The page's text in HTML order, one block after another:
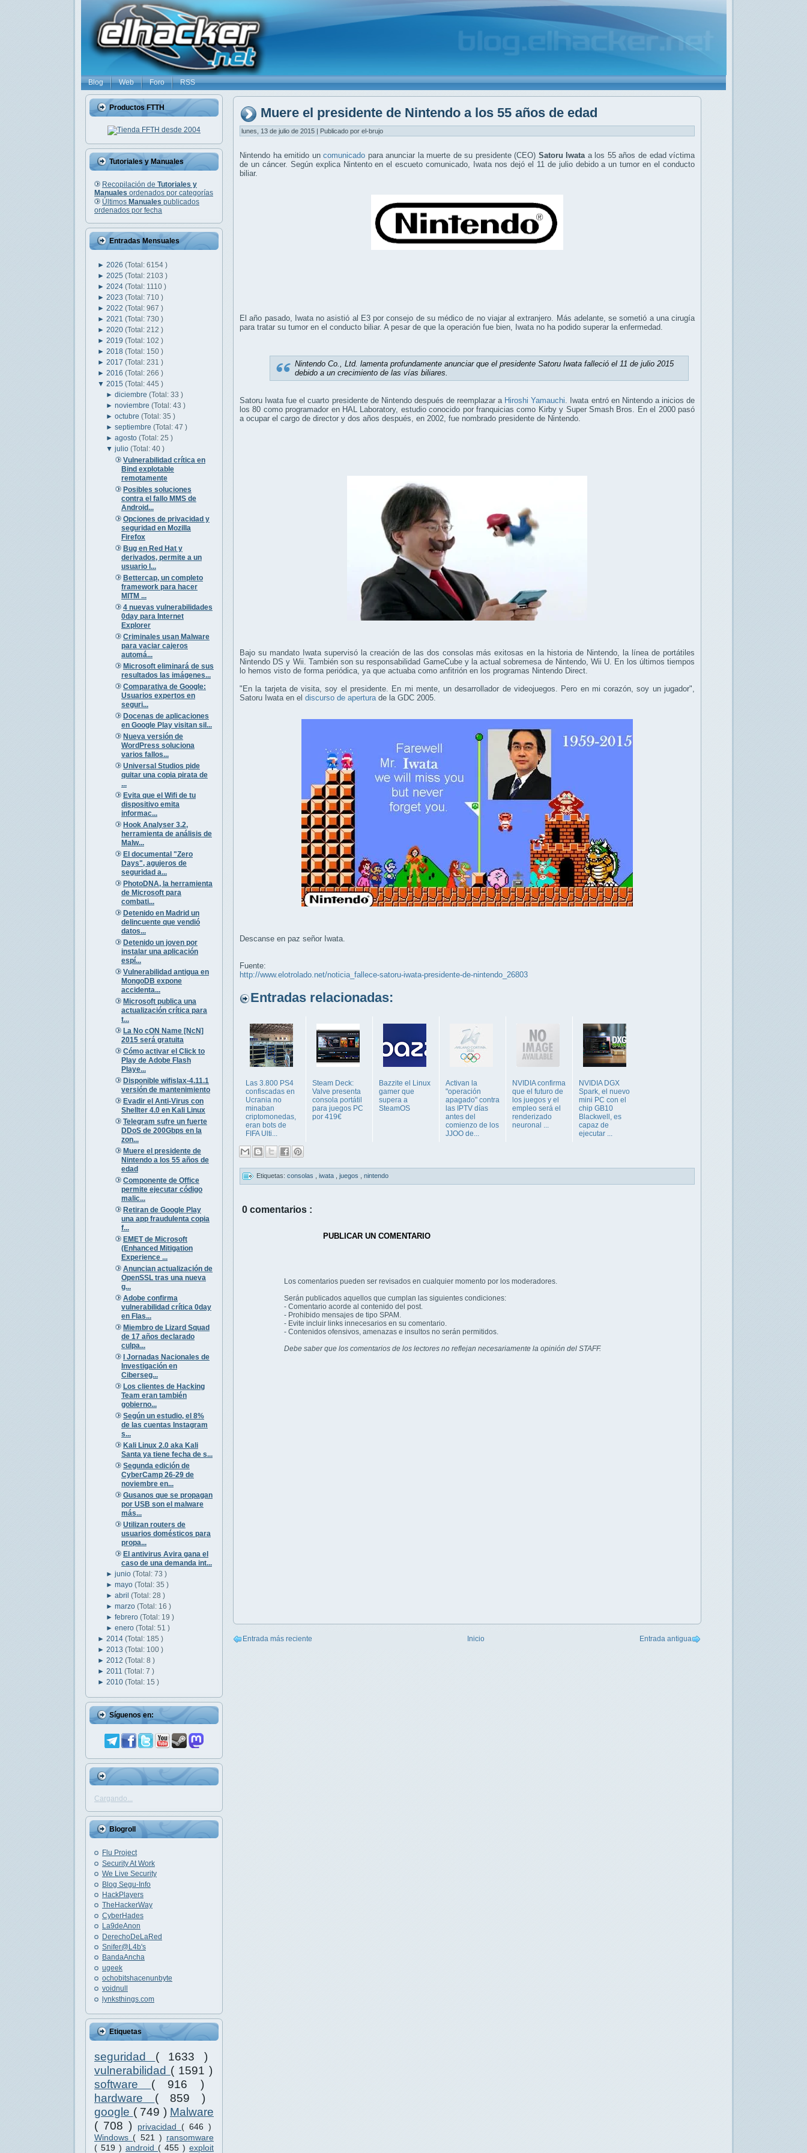
Blog Web Foro RSS
Productos FTTH
Tutoriales y Manuales
Recopilación de Tutoriales y
Manuales ordenados por categorías
Últimos Manuales publicados
ordenados por fecha
Entradas Mensuales
► 2026 (Total: 6154 )
► 2025 (Total: 2103 )
► 2024 (Total: 1110 )
► 2023 (Total: 710 )
► 2022 (Total: 967 )
► 2021 (Total: 730 )
► 2020 (Total: 212 )
► 2019 (Total: 102 )
► 2018 (Total: 150 )
► 2017 (Total: 231 )
► 2016 (Total: 266 )
▼ 2015 (Total: 445 )
►diciembre(Total: 33 )
►noviembre(Total: 43 )
►octubre(Total: 35 )
►septiembre(Total: 47 )
►agosto(Total: 25 )
▼julio(Total: 40 )
Vulnerabilidad crítica en
Bind explotable
remotamente
Posibles soluciones
contra el fallo MMS de
Android...
Opciones de privacidad y
seguridad en Mozilla
Firefox
Bug en Red Hat y
derivados, permite a un
usuario l...
Bettercap, un completo
framework para hacer
MITM ...
4 nuevas vulnerabilidades
0day para Internet
Explorer
Criminales usan Malware
para vaciar cajeros
automá...
Microsoft eliminará de sus
resultados las imágenes...
Comparativa de Google:
Usuarios expertos en
seguri...
Docenas de aplicaciones
en Google Play visitan sil...
Nueva versión de
WordPress soluciona
varios fallos...
Universal Studios pide
quitar una copia pirata de
...
Evita que el Wifi de tu
dispositivo emita
informac...
Hook Analyser 3.2,
herramienta de análisis de
Malw...
El documental "Zero
Days", agujeros de
seguridad a...
PhotoDNA, la herramienta
de Microsoft para
combati...
Detenido en Madrid un
delincuente que vendió
datos...
Detenido un joven por
instalar una aplicación
espí...
Vulnerabilidad antigua en
MongoDB expone
accidenta...
Microsoft publica una
actualización crítica para
t...
La No cON Name [NcN]
2015 será gratuita
Cómo activar el Click to
Play de Adobe Flash
Playe...
Disponible wifislax-4.11.1
versión de mantenimiento
Evadir el Anti-Virus con
Shellter 4.0 en Kali Linux
Telegram sufre un fuerte
DDoS de 200Gbps en la
zon...
Muere el presidente de
Nintendo a los 55 años de
edad
Componente de Office
permite ejecutar código
malic...
Retiran de Google Play
una app fraudulenta copia
f...
EMET de Microsoft
(Enhanced Mitigation
Experience ...
Anuncian actualización de
OpenSSL tras una nueva
g...
Adobe confirma
vulnerabilidad crítica 0day
en Flas...
Miembro de Lizard Squad
de 17 años declarado
culpa...
I Jornadas Nacionales de
Investigación en
Ciberseg...
Los clientes de Hacking
Team eran también
gobierno...
Según un estudio, el 8%
de las cuentas Instagram
s...
Kali Linux 2.0 aka Kali
Santa ya tiene fecha de s...
Segunda edición de
CyberCamp 26-29 de
noviembre en...
Gusanos que se propagan
por USB son el malware
más...
Utilizan routers de
usuarios domésticos para
propa...
El antivirus Avira gana el
caso de una demanda int...
►junio(Total: 73 )
►mayo(Total: 35 )
►abril(Total: 28 )
►marzo(Total: 16 )
►febrero(Total: 19 )
►enero(Total: 51 )
► 2014 (Total: 185 )
► 2013 (Total: 100 )
► 2012 (Total: 8 )
► 2011 (Total: 7 )
► 2010 (Total: 15 )
Síguenos en:
Cargando...
Blogroll
Flu Project
Security At Work
We Live Security
Blog Segu-Info
HackPlayers
TheHackerWay
CyberHades
La9deAnon
DerechoDeLaRed
Snifer@L4b's
BandaAncha
ugeek
ochobitshacenunbyte
voidnull
lynksthings.com
Etiquetas
seguridad ( 1633 )
vulnerabilidad ( 1591 )
software ( 916 )
hardware ( 859 )
google ( 749 ) Malware
( 708 )
privacidad ( 646 )
Windows ( 521 ) ransomware
( 519 ) android ( 455 ) exploit
Muere el presidente de Nintendo a los 55 años de edad
lunes, 13 de julio de 2015 | Publicado por el-brujo
Nintendo ha emitido uncomunicado para anunciar la muerte de su presidente (CEO) Satoru Iwata a los 55 años de edad víctima
de un cáncer. Según explica Nintento en el escueto comunicado, Iwata nos dejó el 11 de julio debido a un tumor en el conducto
biliar.
El año pasado, Iwata no asistió al E3 por consejo de su médico de no viajar al extranjero. Más adelante, se sometió a una cirugía
para tratar su tumor en el conducto biliar. A pesar de que la operación fue bien, Iwata no ha podido superar la enfermedad.
Nintendo Co., Ltd. lamenta profundamente anunciar que el presidente Satoru Iwata falleció el 11 de julio 2015
debido a un crecimiento de las vías biliares.
Satoru Iwata fue el cuarto presidente de Nintendo después de reemplazar a Hiroshi Yamauchi . Iwata entró en Nintendo a inicios de
los 80 como programador en HAL Laboratory, estudio conocido por franquicias como Kirby y Super Smash Bros. En el 2000 pasó
a ocupar el cargo de director y dos años después, en 2002, fue nombrado presidente de Nintendo.
Bajo su mandato Iwata supervisó la creación de las dos consolas más exitosas en la historia de Nintendo, la línea de portátiles
Nintendo DS y Wii. También son su responsabilidad GameCube y la actual sobremesa de Nintendo, Wii U. En los últimos tiempos
lo hemos visto de forma periódica, ya que actuaba como anfitrión en los programas Nintendo Direct.
"En la tarjeta de visita, soy el presidente. En mi mente, un desarrollador de videojuegos. Pero en mi corazón, soy un jugador",
Satoru Iwata en el discurso de apertura de la GDC 2005.
Descanse en paz señor Iwata.
Fuente:
http://www.elotrolado.net/noticia_fallece-satoru-iwata-presidente-de-nintendo_26803
Entradas relacionadas:
Las 3.800 PS4
confiscadas en
Ucrania no
minaban
criptomonedas,
eran bots de
FIFA Ulti...
Steam Deck:
Valve presenta
consola portátil
para juegos PC
por 419€
Bazzite el Linux
gamer que
supera a
SteamOS
Activan la
"operación
apagado" contra
las IPTV días
antes del
comienzo de los
JJOO de...
NVIDIA confirma
que el futuro de
los juegos y el
empleo será el
renderizado
neuronal ...
NVIDIA DGX
Spark, el nuevo
mini PC con el
chip GB10
Blackwell, es
capaz de
ejecutar ...
Etiquetas: consolas iwata juegos nintendo
0 comentarios :
PUBLICAR UN COMENTARIO
Los comentarios pueden ser revisados en cualquier momento por los moderadores.
Serán publicados aquellos que cumplan las siguientes condiciones:
- Comentario acorde al contenido del post.
- Prohibido mensajes de tipo SPAM.
- Evite incluir links innecesarios en su comentario.
- Contenidos ofensivos, amenazas e insultos no serán permitidos.
Debe saber que los comentarios de los lectores no reflejan necesariamente la opinión del STAFF.
Entrada más reciente Entrada antigua
Inicio